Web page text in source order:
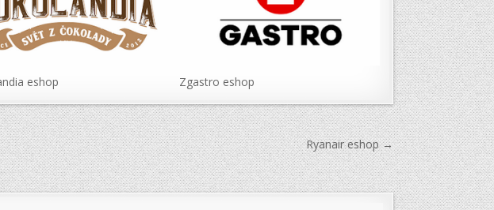
eshop Zgastro eshop
Ryanair eshop →